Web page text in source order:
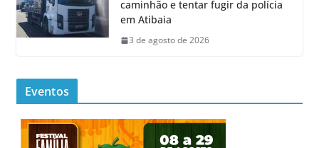
caminhão e tentar fugir da polícia
em Atibaia
3 de agosto de 2026
Eventos